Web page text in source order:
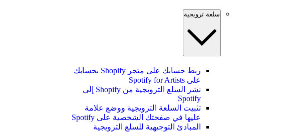
سلعة ترويجية
ربط حسابك على متجر Shopify بحسابك
على Spotify for Artists
نشر السلع الترويجية من Shopify إلى
Spotify
تثبيت السلعة الترويجية ووضع علامة
عليها في صفحتك الشخصية على Spotify
المبادئ التوجيهية للسلع الترويجية